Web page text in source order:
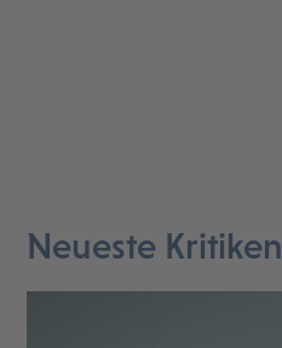
Neueste Kritiken